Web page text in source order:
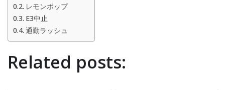
レモンポップ
E3中止
通勤ラッシュ
Related posts: